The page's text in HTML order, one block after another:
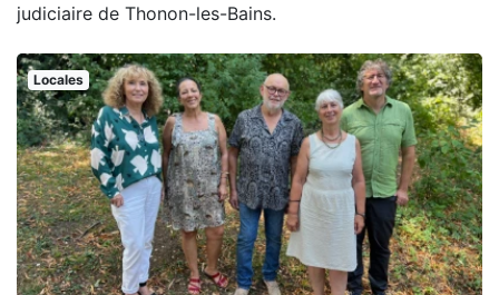
judiciaire de Thonon-les-Bains.
Locales